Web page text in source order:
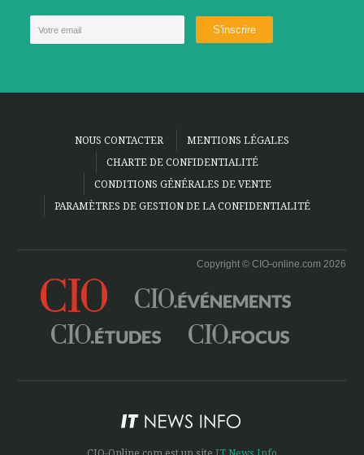
NOUS CONTACTER
MENTIONS LÉGALES
CHARTE DE CONFIDENTIALITÉ
CONDITIONS GÉNÉRALES DE VENTE
PARAMÈTRES DE GESTION DE LA CONFIDENTIALITÉ
Copyright © CIO-online.com 2026